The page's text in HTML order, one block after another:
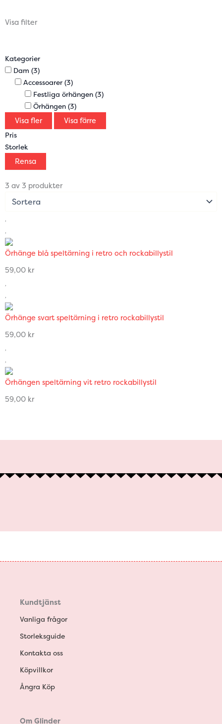
Visa filter
Kategorier
Dam (3)
Accessoarer (3)
Festliga örhängen (3)
Örhängen (3)
Visa fler Visa färre
Pris
Storlek
Rensa
3 av 3 produkter
Örhänge blå speltärning i retro och rockabillystil
59,00 kr
Örhänge svart speltärning i retro rockabillystil
59,00 kr
Örhängen speltärning vit retro rockabillystil
59,00 kr
Kundtjänst
Vanliga frågor
Storleksguide
Kontakta oss
Köpvillkor
Ångra Köp
Om Glinder